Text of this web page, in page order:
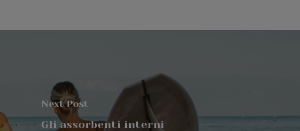
Next Post
Gli assorbenti interni